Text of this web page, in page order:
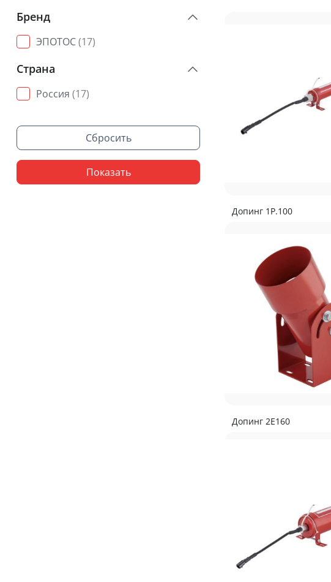
Бренд
ЭПОТОС(17)
Страна
Россия (17)
Сбросить
Показать
Допинг 1Р.100
Допинг 2Е160